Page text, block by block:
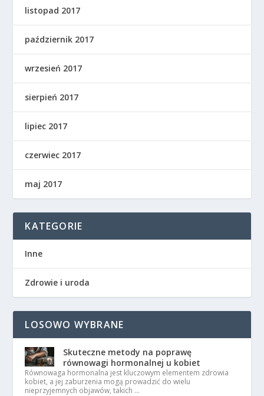
listopad 2017
październik 2017
wrzesień 2017
sierpień 2017
lipiec 2017
czerwiec 2017
maj 2017
KATEGORIE
Inne
Zdrowie i uroda
LOSOWO WYBRANE
Skuteczne metody na poprawę
równowagi hormonalnej u kobiet
Równowaga hormonalna jest kluczowym elementem zdrowia
kobiet, a jej zaburzenia mogą prowadzić do wielu
nieprzyjemnych objawów, takich …